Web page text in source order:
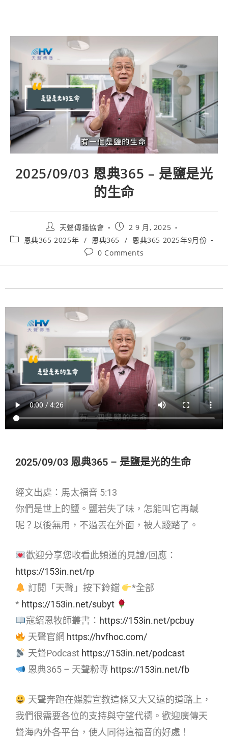
2025/09/03 恩典365 – 是鹽是光
的生命
天聲傳播協會
2 9 月, 2025
恩典365 2025年 / 恩典365 /
恩典365 2025年9月份
0 Comments
2025/09/03 恩典365 – 是鹽是光的生命
經文出處：馬太福音 5:13
你們是世上的鹽。鹽若失了味，怎能叫它再鹹
呢？以後無用，不過丟在外面，被人踐踏了。
歡迎分享您收看此頻道的見證/回應：
https://153in.net/rp
訂閱「天聲」按下鈴鐺
*全部
* https://153in.net/subyt
寇紹恩牧師叢書： https://153in.net/pcbuy
天聲官網 https://hvfhoc.com/
天聲Podcast https://153in.net/podcast
恩典365 – 天聲粉專 https://153in.net/fb
天聲奔跑在媒體宣教這條又大又遠的道路上，
我們很需要各位的支持與守望代禱。歡迎廣傳天
聲海內外各平台，使人同得這福音的好處！